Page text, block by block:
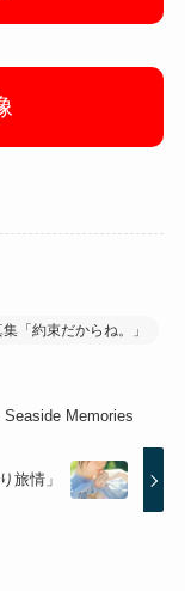
「約束だからね。」
Memories
旅情」